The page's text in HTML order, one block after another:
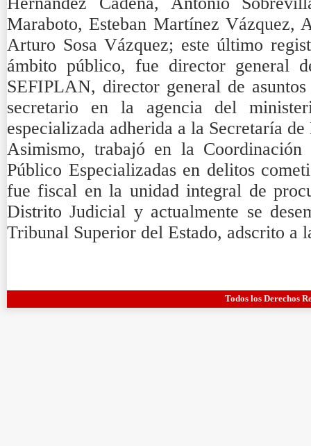
Maraboto, Esteban Martínez Vázquez,
Arturo Sosa Vázquez; este último
ámbito público, fue director general
SEFIPLAN, director general de
secretario en la agencia del
especializada adherida a la Secretaría
Asimismo, trabajó en la
Público Especializadas en delitos
fue fiscal en la unidad integral de
Distrito Judicial y actualmente se
Tribunal Superior del Estado, adscrito a
Todos los Derechos